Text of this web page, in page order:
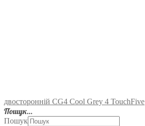
двосторонній CG4 Cool Grey 4 TouchFive
Пошук…
Пошук